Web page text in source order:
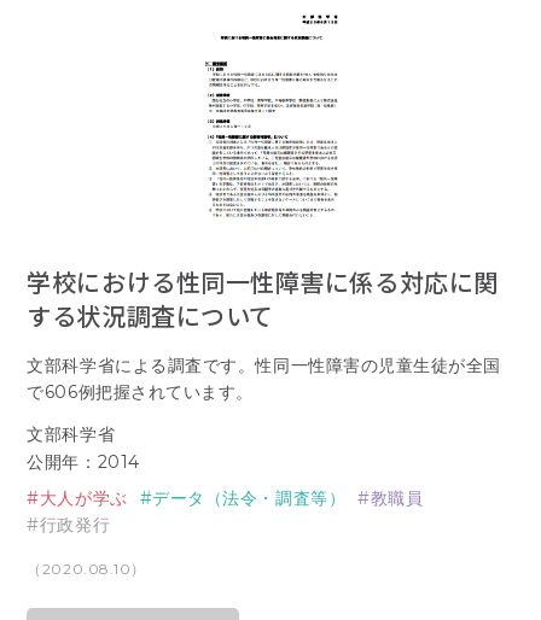
学校における性同一性障害に係る対応に関
する状況調査について
文部科学省による調査です。性同一性障害の児童生徒が全国
で606例把握されています。
文部科学省
公開年：2014
大人が学ぶ
データ（法令・調査等）
教職員
行政発行
（2020.08.10）